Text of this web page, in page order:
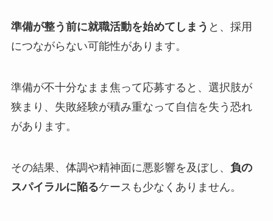
準備が整う前に就職活動を始めてしまう と、採用
につながらない可能性があります。
準備が不十分なまま焦って応募すると、選択肢が
狭まり、失敗経験が積み重なって自信を失う恐れ
があります。
その結果、体調や精神面に悪影響を及ぼし、 負の
スパイラルに陥るケースも少なくありません。